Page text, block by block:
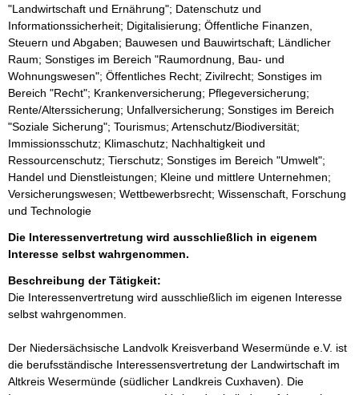
"Landwirtschaft und Ernährung"; Datenschutz und
Informationssicherheit; Digitalisierung; Öffentliche Finanzen,
Steuern und Abgaben; Bauwesen und Bauwirtschaft; Ländlicher
Raum; Sonstiges im Bereich "Raumordnung, Bau- und
Wohnungswesen"; Öffentliches Recht; Zivilrecht; Sonstiges im
Bereich "Recht"; Krankenversicherung; Pflegeversicherung;
Rente/Alterssicherung; Unfallversicherung; Sonstiges im Bereich
"Soziale Sicherung"; Tourismus; Artenschutz/Biodiversität;
Immissionsschutz; Klimaschutz; Nachhaltigkeit und
Ressourcenschutz; Tierschutz; Sonstiges im Bereich "Umwelt";
Handel und Dienstleistungen; Kleine und mittlere Unternehmen;
Versicherungswesen; Wettbewerbsrecht; Wissenschaft, Forschung
und Technologie
Die Interessenvertretung wird ausschließlich in eigenem
Interesse selbst wahrgenommen.
Beschreibung der Tätigkeit:
Die Interessenvertretung wird ausschließlich im eigenen Interesse
selbst wahrgenommen.
Der Niedersächsische Landvolk Kreisverband Wesermünde e.V. ist
die berufsständische Interessensvertretung der Landwirtschaft im
Altkreis Wesermünde (südlicher Landkreis Cuxhaven). Die